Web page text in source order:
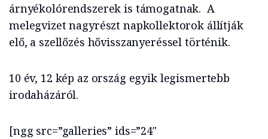
árnyékolórendszerek is támogatnak. A
melegvizet nagyrészt napkollektorok állítják
elő, a szellőzés hővisszanyeréssel történik.
10 év, 12 kép az ország egyik legismertebb
irodaházáról.
[ngg src=”galleries” ids=”24″